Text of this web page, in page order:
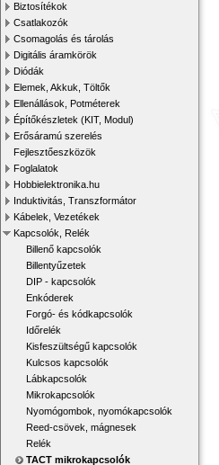
Biztosítékok
Csatlakozók
Csomagolás és tárolás
Digitális áramkörök
Diódák
Elemek, Akkuk, Töltők
Ellenállások, Potméterek
Építőkészletek (KIT, Modul)
Erősáramú szerelés
Fejlesztőeszközök
Foglalatok
Hobbielektronika.hu
Induktivitás, Transzformátor
Kábelek, Vezetékek
Kapcsolók, Relék
Billenő kapcsolók
Billentyűzetek
DIP - kapcsolók
Enkóderek
Forgó- és kódkapcsolók
Időrelék
Kisfeszültségű kapcsolók
Kulcsos kapcsolók
Lábkapcsolók
Mikrokapcsolók
Nyomógombok, nyomókapcsolók
Reed-csövek, mágnesek
Relék
TACT mikrokapcsolók